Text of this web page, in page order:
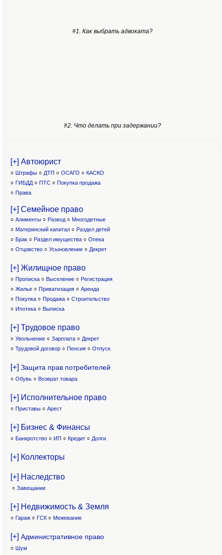
#1. Как выбрать адвоката?
#2. Что делать при задержании?
[+] Автоюрист
○ Штрафы ○ ДТП ○ ОСАГО ○ КАСКО
○ ГИБДД ○ ПТС ○ Покупка продажа
○ Права
[+] Семейное право
○ Алименты ○ Развод ○ Многодетные
○ Материнский капитал○ Раздел детей
○ Брак ○ Раздел имущества ○ Опека
○ Отцовство○ Усыновление ○ Декрет
[+] Жилищное право
○ Прописка ○ Выселение ○ Регистрация
○ Жилье ○ Приватизация ○ Аренда
○ Покупка ○ Продажа ○ Строительство
○ Ипотека ○ Выписка
[+] Трудовое право
○ Увольнение ○ Зарплата ○ Декрет
○ Трудовой договор ○ Пенсия ○ Отпуск
[+] Защита прав потребителей
○ Обувь ○ Возврат товара
[+] Исполнительное право
○ Приставы ○ Арест
[+] Бизнес & Финансы
○ Банкротство ○ ИП ○ Кредит ○ Долги
[+] Коллекторы
[+] Наследство
○ Завещание
[+] Недвижимость & Земля
○ Гараж ○ ГСК ○ Межевание
[+] Административное право
○ Шум